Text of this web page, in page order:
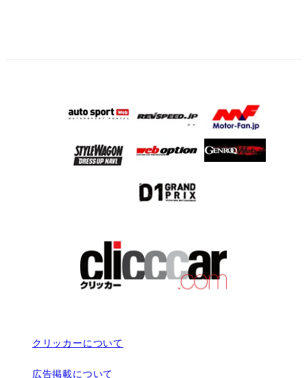
クリッカーについて
広告掲載について